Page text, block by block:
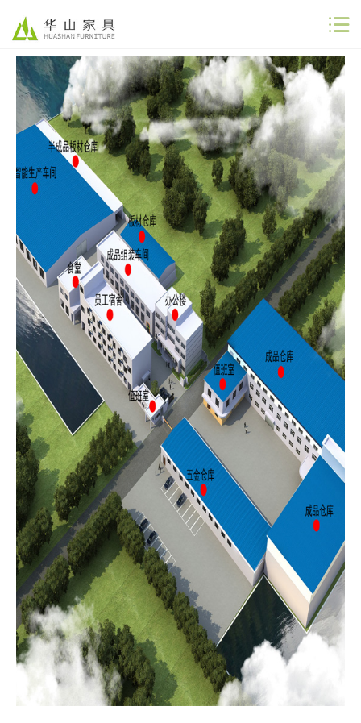
公司首页
公司简介
解决方案
工程案例
商业合作
联系我们